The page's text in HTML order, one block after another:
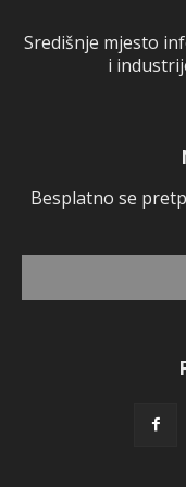
Središnje mjesto
i
Besplatno se